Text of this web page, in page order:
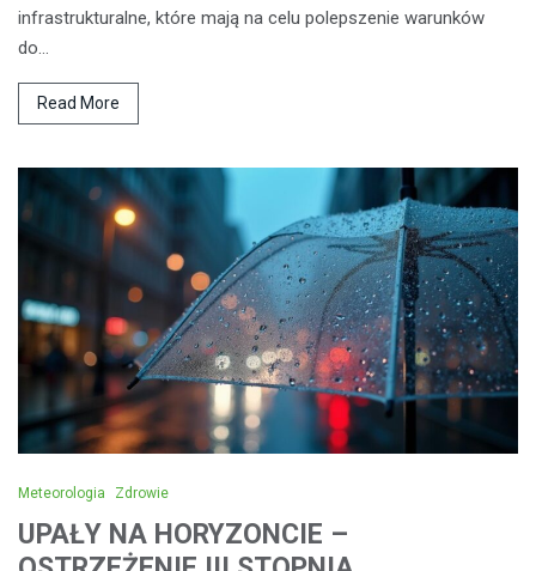
infrastrukturalne, które mają na celu polepszenie warunków
do…
Read More
Meteorologia Zdrowie
UPAŁY NA HORYZONCIE –